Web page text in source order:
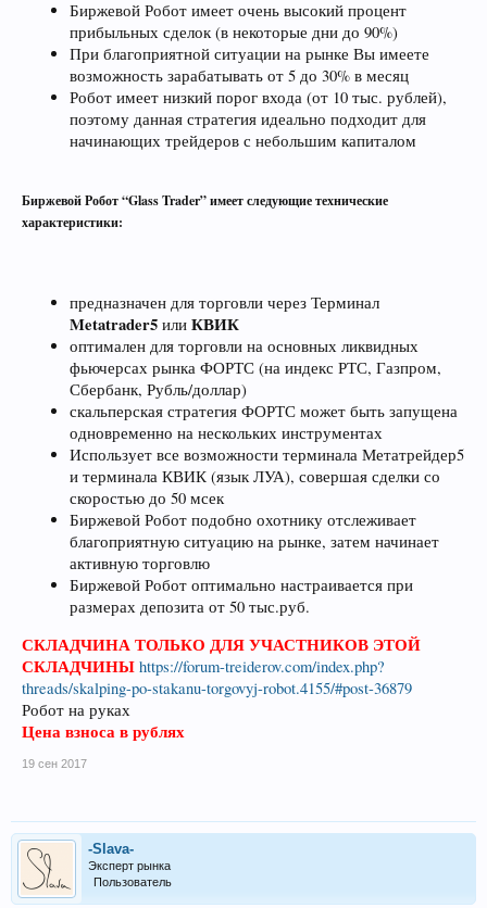
Биржевой Робот имеет очень высокий процент
прибыльных сделок (в некоторые дни до 90%)
При благоприятной ситуации на рынке Вы имеете
возможность зарабатывать от 5 до 30% в месяц
Робот имеет низкий порог входа (от 10 тыс. рублей),
поэтому данная стратегия идеально подходит для
начинающих трейдеров с небольшим капиталом
Биржевой Робот “Glass Trader” имеет следующие технические
характеристики:
предназначен для торговли через Терминал
Metatrader5 или КВИК
оптимален для торговли на основных ликвидных
фьючерсах рынка ФОРТС (на индекс РТС, Газпром,
Сбербанк, Рубль/доллар)
скальперская стратегия ФОРТС может быть запущена
одновременно на нескольких инструментах
Использует все возможности терминала Метатрейдер5
и терминала КВИК (язык ЛУА), совершая сделки со
скоростью до 50 мсек
Биржевой Робот подобно охотнику отслеживает
благоприятную ситуацию на рынке, затем начинает
активную торговлю
Биржевой Робот оптимально настраивается при
размерах депозита от 50 тыс.руб.
СКЛАДЧИНА ТОЛЬКО ДЛЯ УЧАСТНИКОВ ЭТОЙ
СКЛАДЧИНЫ https://forum-treiderov.com/index.php?
threads/skalping-po-stakanu-torgovyj-robot.4155/#post-36879
Робот на руках
Цена взноса в рублях
19 сен 2017
-Slava-
Эксперт рынка
Пользователь